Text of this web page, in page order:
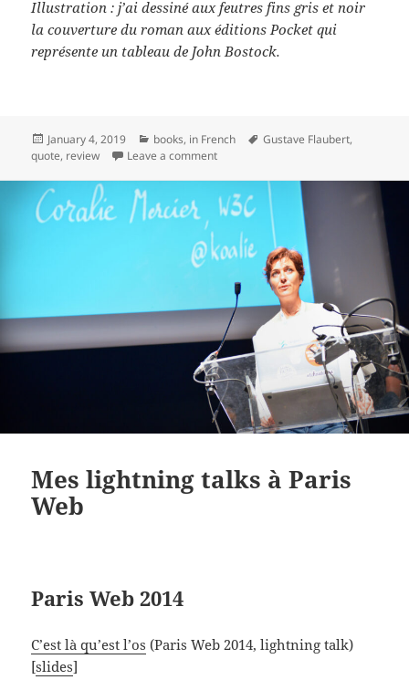
Illustration : j’ai dessiné aux feutres fins gris et noir
la couverture du roman aux éditions Pocket qui
représente un tableau de John Bostock.
Posted
on
January 4, 2019 Categories
books, in French Tags
Gustave Flaubert,
quote, review Leave a commenton Lecture : Madame Bovary
Mes lightning talks à Paris
Web
Paris Web 2014
C’est là qu’est l’os (Paris Web 2014, lightning talk)
[slides]